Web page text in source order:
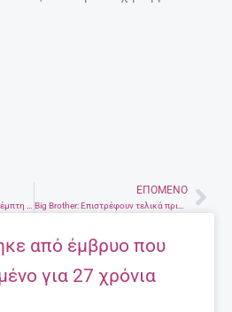
ΕΠΌΜΕΝΟ
από έμβρυο που
για 27 χρόνια